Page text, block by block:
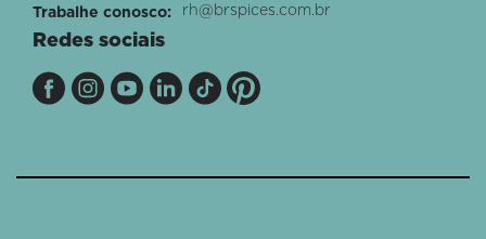
Trabalhe conosco:
rh@brspices.com.br
Redes sociais